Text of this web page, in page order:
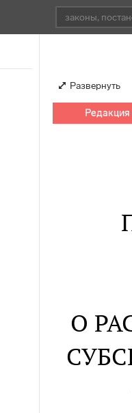
Развернуть
Редакция
О